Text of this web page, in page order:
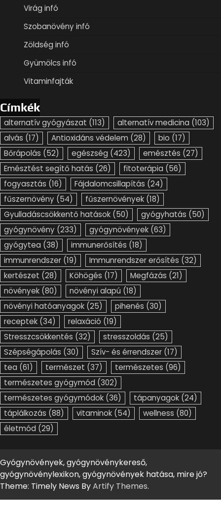
Virág infó
Szobanövény infó
Zöldség infó
Gyümölcs infó
Vitaminfajták
Címkék
alternatív gyógyászat (113) alternatív medicina (103)
alvás (17) Antioxidáns védelem (28) bio (17)
Bőrápolás (52) egészség (423) emésztés (27)
Emésztést segítő hatás (26) fitoterápia (56)
fogyasztás (16) Fájdalomcsillapítás (24)
fűszernövény (54) fűszernövények (18)
Gyulladáscsökkentő hatások (50) gyógyhatás (50)
gyógynövény (233) gyógynövények (63)
gyógytea (38) immunerősítés (18)
immunrendszer (19) Immunrendszer erősítés (32)
kertészet (28) Köhögés (17) Megfázás (21)
növények (80) növényi alapú (18)
növényi hatóanyagok (25) pihenés (30)
receptek (34) relaxáció (19)
Stresszcsökkentés (32) stresszoldás (25)
Szépségápolás (30) Szív- és érrendszer (17)
tea (61) természet (37) természetes (96)
természetes gyógymód (302)
természetes gyógymódok (36) tápanyagok (24)
táplálkozás (88) vitaminok (54) wellness (80)
életmód (29)
Gyógynövények, gyógynövénykereső,
gyógynövénylexikon, gyógynövények hatása, mire jó?
Theme: Timely News ByArtify Themes.